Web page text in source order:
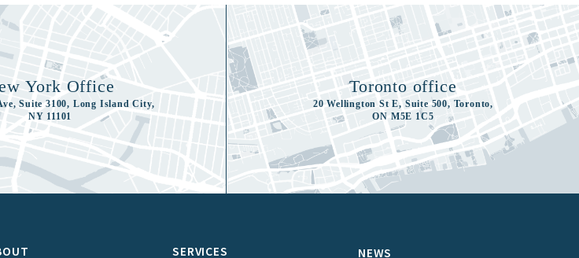
York Office
Suite 3100, Long Island City,
NY 11101
Toronto office
20 Wellington St E, Suite 500, Toronto,
ON M5E 1C5
SERVICES NEWS